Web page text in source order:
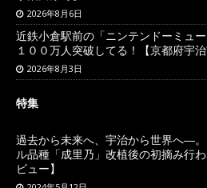
2026年8月6日
近鉄小倉駅前の「ニンテンドーミュ
１００万人突破してる！【京都府宇治
2026年8月3日
特集
過去から未来へ、宇治から世界へ―
ル品種「成里乃」改植後の初摘み行
ビュー】